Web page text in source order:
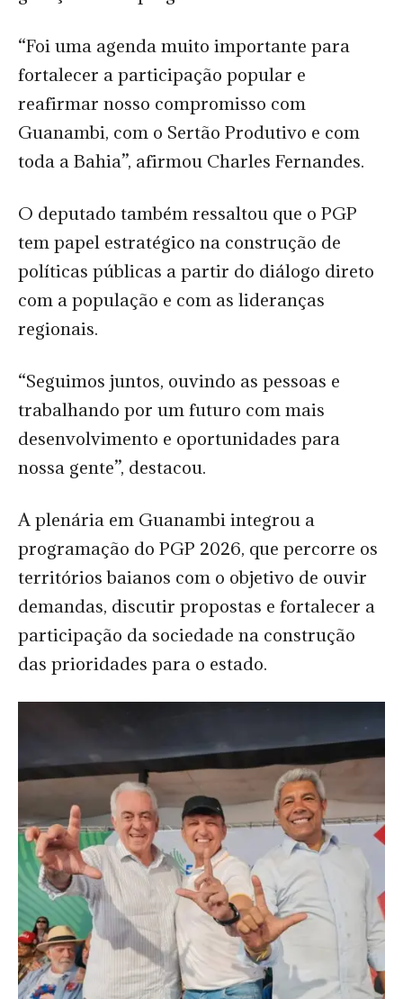
“Foi uma agenda muito importante para
fortalecer a participação popular e
reafirmar nosso compromisso com
Guanambi, com o Sertão Produtivo e com
toda a Bahia”, afirmou Charles Fernandes.
O deputado também ressaltou que o PGP
tem papel estratégico na construção de
políticas públicas a partir do diálogo direto
com a população e com as lideranças
regionais.
“Seguimos juntos, ouvindo as pessoas e
trabalhando por um futuro com mais
desenvolvimento e oportunidades para
nossa gente”, destacou.
A plenária em Guanambi integrou a
programação do PGP 2026, que percorre os
territórios baianos com o objetivo de ouvir
demandas, discutir propostas e fortalecer a
participação da sociedade na construção
das prioridades para o estado.